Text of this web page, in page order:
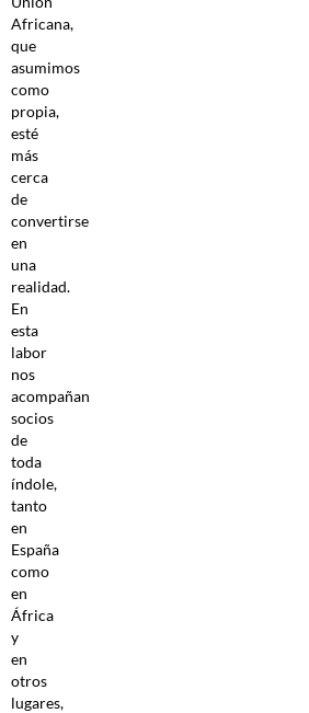
Africana,
que
asumimos
como
propia,
esté
más
cerca
de
convertirse
en
una
realidad.
En
esta
labor
nos
acompañan
socios
de
toda
índole,
tanto
en
España
como
en
África
y
en
otros
lugares,